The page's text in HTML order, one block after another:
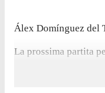
Álex Domínguez del
La prossima partita
Domínguez non ha